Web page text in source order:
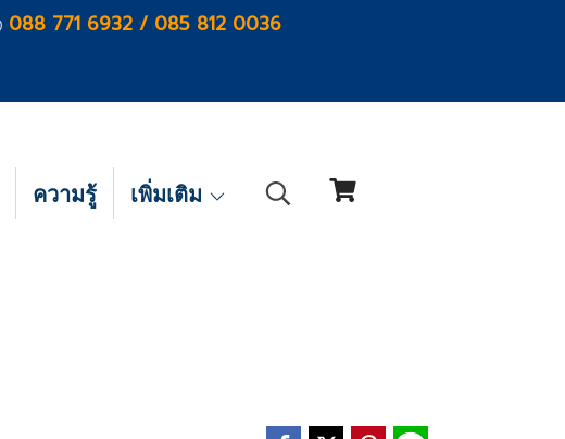
088 771 6932 / 085 812 0036
ความรู้ เพิ่มเติม